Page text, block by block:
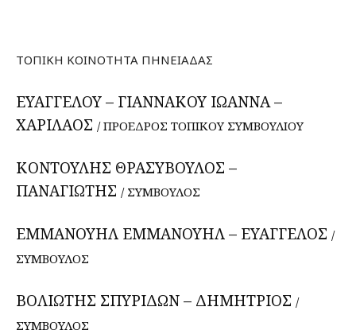
ΤΟΠΙΚΗ ΚΟΙΝΟΤΗΤΑ ΠΗΝΕΙΑΔΑΣ
ΕΥΑΓΓΕΛΟΥ – ΓΙΑΝΝΑΚΟΥ ΙΩΑΝΝΑ –
ΧΑΡΙΛΑΟΣ / ΠΡΟΕΔΡΟΣ ΤΟΠΙΚΟΥ ΣΥΜΒΟΥΛΙΟΥ
ΚΟΝΤΟΥΛΗΣ ΘΡΑΣΥΒΟΥΛΟΣ –
ΠΑΝΑΓΙΩΤΗΣ / ΣΥΜΒΟΥΛΟΣ
ΕΜΜΑΝΟΥΗΛ ΕΜΜΑΝΟΥΗΛ – ΕΥΑΓΓΕΛΟΣ /
ΣΥΜΒΟΥΛΟΣ
ΒΟΛΙΩΤΗΣ ΣΠΥΡΙΔΩΝ – ΔΗΜΗΤΡΙΟΣ /
ΣΥΜΒΟΥΛΟΣ